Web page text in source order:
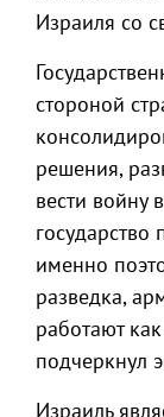
Израиля со
стороной
решения,
вести войну
именно
разведка,
работают
подчеркнул
Израиль